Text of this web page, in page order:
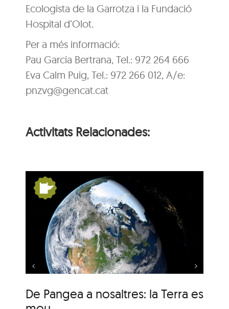
Ecologista de la Garrotza i la Fundació
Hospital d’Olot.
Per a més informació:
Pau Garcia Bertrana, Tel.: 972 264 666
Eva Calm Puig, Tel.: 972 266 012, A/e:
pnzvg@gencat.cat
Activitats Relacionades:
De Pangea a nosaltres: la Terra es
De Pangea a nosaltres:
la Terra es mou